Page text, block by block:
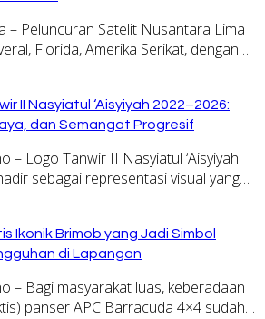
– Peluncuran Satelit Nusantara Lima
Florida, Amerika Serikat, dengan…
II Nasyiatul ‘Aisyiyah 2022–2026:
dan Semangat Progresif
– Logo Tanwir II Nasyiatul ‘Aisyiyah
sebagai representasi visual yang…
Ikonik Brimob yang Jadi Simbol
di Lapangan
– Bagi masyarakat luas, keberadaan
panser APC Barracuda 4×4 sudah…